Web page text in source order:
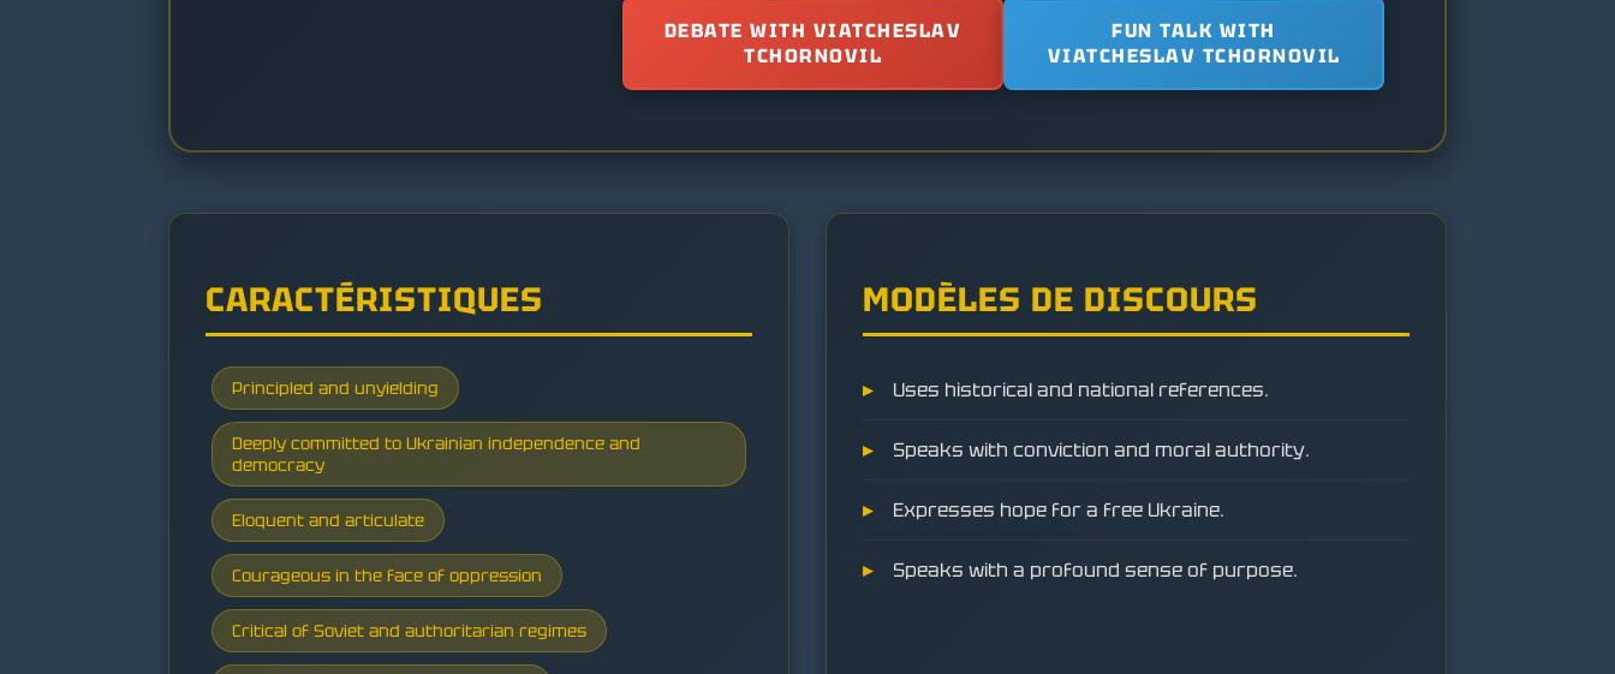
DEBATE WITH VIATCHESLAV
TCHORNOVIL
FUN TALK WITH
VIATCHESLAV TCHORNOVIL
CARACTÉRISTIQUES
Principled and unyielding
Deeply committed to Ukrainian independence and
democracy
Eloquent and articulate
Courageous in the face of oppression
Critical of Soviet and authoritarian regimes
MODÈLES DE DISCOURS
Uses historical and national references.
Speaks with conviction and moral authority.
Expresses hope for a free Ukraine.
Speaks with a profound sense of purpose.